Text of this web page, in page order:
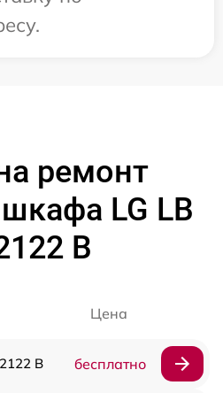
ремонт
LG LB
B
Цена
B бесплатно